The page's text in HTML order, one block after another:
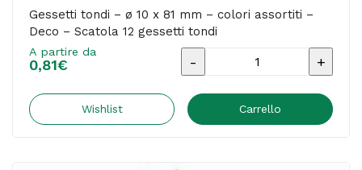
Gessetti tondi – ø 10 x 81 mm – colori assortiti –
Deco – Scatola 12 gessetti tondi
A partire da
0,81€
Gessetti
-
Wishlist Carrello